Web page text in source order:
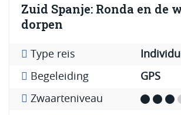
Zuid Spanje: Ronda en de
dorpen
Type reis
Begeleiding GPS
Zwaarteniveau